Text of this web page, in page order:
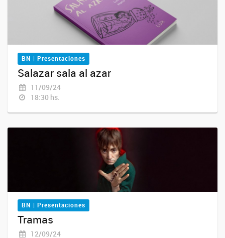
BN | Presentaciones
Salazar sala al azar
11/09/24
18:30 hs.
BN | Presentaciones
Tramas
12/09/24